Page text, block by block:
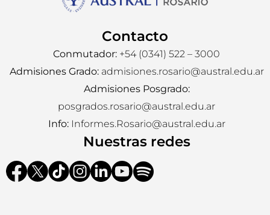
Contacto
Conmutador: +54 (0341) 522 – 3000
Admisiones Grado:admisiones.rosario@austral.edu.ar
Admisiones Posgrado:
posgrados.rosario@austral.edu.ar
Info:Informes.Rosario@austral.edu.ar
Nuestras redes